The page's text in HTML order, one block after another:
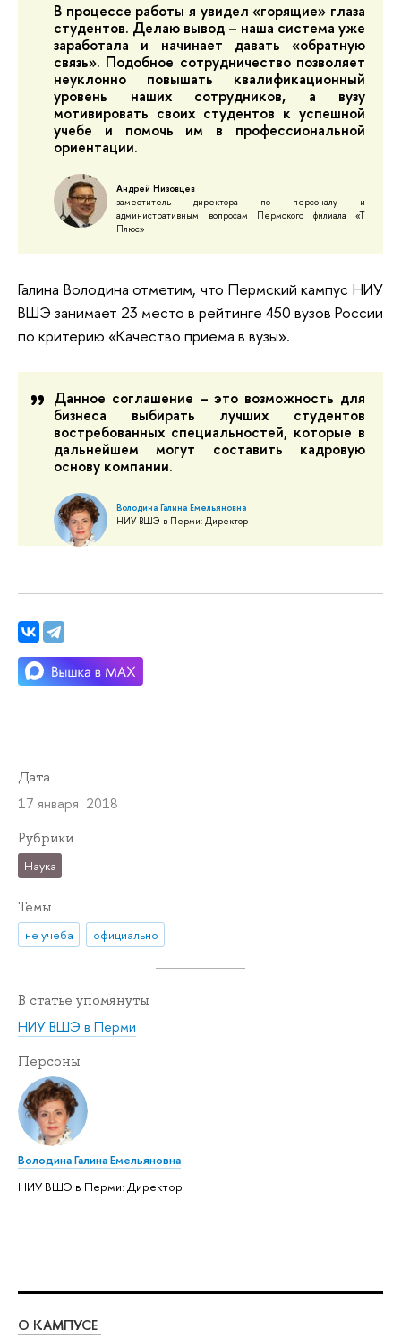
В процессе работы я увидел «горящие» глаза
студентов. Делаю вывод – наша система уже
заработала и начинает давать «обратную
связь». Подобное сотрудничество позволяет
неуклонно повышать квалификационный
уровень наших сотрудников, а вузу
мотивировать своих студентов к успешной
учебе и помочь им в профессиональной
ориентации.
Андрей Низовцев
заместитель директора по персоналу и
административным вопросам Пермского филиала «Т
Плюс»
Галина Володина отметим, что Пермский кампус НИУ
ВШЭ занимает 23 место в рейтинге 450 вузов России
по критерию «Качество приема в вузы».
Данное соглашение – это возможность для
бизнеса выбирать лучших студентов
востребованных специальностей, которые в
дальнейшем могут составить кадровую
основу компании.
Володина Галина Емельяновна
НИУ ВШЭ в Перми: Директор
Дата
17 января 2018
Рубрики
Наука
Темы
не учеба официально
В статье упомянуты
НИУ ВШЭ в Перми
Персоны
Володина Галина Емельяновна
НИУ ВШЭ в Перми: Директор
О КАМПУСЕ